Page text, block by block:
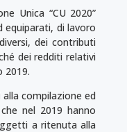
Unica “CU 2020”
equiparati, di lavoro
dei contributi
dei redditi relativi
2019.
compilazione ed
nel 2019 hanno
a ritenuta alla